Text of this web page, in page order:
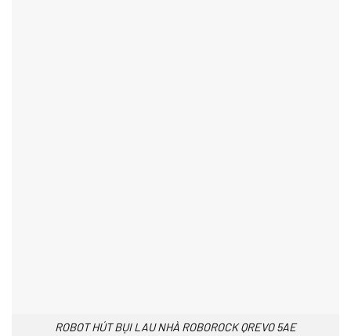
ROBOT HÚT BỤI LAU NHÀ ROBOROCK QREVO 5AE